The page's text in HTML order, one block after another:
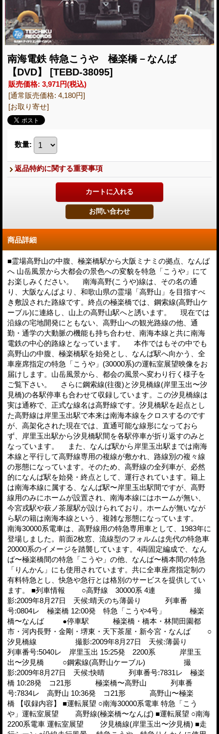
南海電鉄 特急こうや 極楽橋－なんば
【DVD】
[TEBD-38095]
販売価格: 3,971円(税込)
[通常販売価格: 4,180円]
[お取り寄せ]
数量:
返品特約に関する重要事項
商品詳細
■霊場高野山の中腹、極楽橋駅から大阪ミナミの拠点、なんば
へ 山岳風景から大都会の景色への変貌を特急「こうや」にて
お楽しみください。 南海高野(こうや)線は、その名の通
り、大阪なんばより、和歌山県の霊場「高野山」を目指すべ
き敷設された路線です。終点の極楽橋では、鋼索線(高野山ケ
ーブル)に連絡し、山上の高野山駅へと誘います。 現在では
沿線の宅地開発にともない、高野山への観光路線の他、通
勤・通学の大動脈の機能も持ち合わせ、南海本線と共に南海
電鉄の中心的路線となっています。 本作ではもその中でも
高野山の中腹、極楽橋駅を始発とし、なんば駅へ向かう、全
車座席指定の特急「こうや」(30000系)の運転室展望映像をお
届けします。山岳風景から、都会の風景へ変わり行く様子を
ご覧下さい。 さらに鋼索線(往復)と汐見橋線(岸里玉出〜汐
見橋)の各駅停車も合わせて収録しています。この汐見橋線は
実は通称で、正式な線名は高野線です。汐見橋駅を起点とし
た高野線は岸里玉出駅で本来は南海本線をクロスするのです
が、高架化された現在では、直通可能な線形になっておら
ず、岸里玉出駅から汐見橋駅間を各駅停車が折り返すのみと
なっています。 また、なんば駅から岸里玉出駅までは南海
本線と平行して高野線専用の複線が敷かれ、路線別の複々線
の形態になっています。そのため、高野線の全列車が、必然
的になんば駅を始発・終点として、運行されています。籍上
は南海本線に属する、なんば駅〜岸里玉出駅間ですが、高野
線用のみにホームが設置され、南海本線にはホームが無い、
今宮戎駅や萩ノ茶屋駅が設けられており。ホームが無いなが
ら駅の籍は南海本線という、複雑な形態になっています。
南海30000系電車は、高野線用の特急専用車として、1983年に
登場しました。前面2枚窓、流線型のフォルムは先代の特急車
20000系のイメージを踏襲しています。4両固定編成で、なん
ば〜極楽橋間の特急「こうや」の他、なんば〜橋本間の特急
「りんかん」にも使用されています。共に全車座席指定制の
有料特急とし、快急や急行とは格別のサービスを提供してい
ます。 ■列車情報 ○高野線 30000系 4連 撮
影:2009年8月27日 天候:晴天のち薄曇り 列車番
号:0804レ 極楽橋 12:00発 特急「こうや4号」 極楽
橋〜なんば ●停車駅 極楽橋・橋本・林間田園都
市・河内長野・金剛・堺東・天下茶屋・新今宮・なんば ○
汐見橋線 撮影:2009年8月27日 天候:薄曇り
列車番号:5040レ 岸里玉出 15:25発 2200系 岸里玉
出〜汐見橋 ○鋼索線(高野山ケーブル) 撮
影:2009年8月27日 天候:快晴 列車番号:7831レ 極楽
橋 10:28発 コ21形 極楽橋〜高野山 列車番
号:7834レ 高野山 10:36発 コ21形 高野山〜極楽
橋 【収録内容】 ■運転展望 ○南海30000系電車 特急「こう
や」運転室展望 高野線(極楽橋〜なんば) ■運転展望 ○南海
2200系電車 運転室展望 汐見橋線(岸里玉出〜汐見橋) ■走